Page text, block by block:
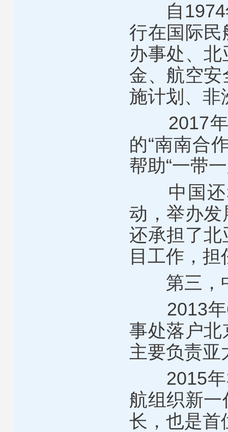
自1974年
行在国际民
办事处、
金、航空安
施计划、非
2017年
的“南南合
帮助“一带
中国还积
动，举办发
还承担了北
目工作，
第三，中
2013年6
事处落户北
主要负责亚
2015年3
航组织新
长，也是首